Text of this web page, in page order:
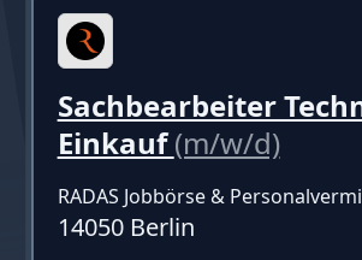
Sachbearbeiter
Einkauf(m/w/d)
RADAS Jobbörse &
14050 Berlin